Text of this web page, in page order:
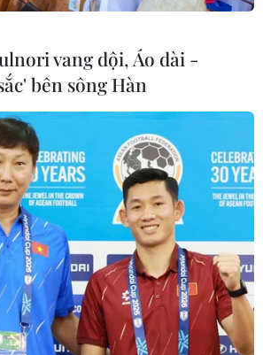
vang dội, Áo dài -
bên sông Hàn